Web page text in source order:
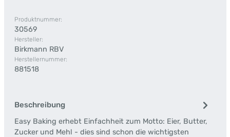
Produktnummer:
30569
Hersteller:
Birkmann RBV
Herstellernummer:
881518
Beschreibung
Easy Baking erhebt Einfachheit zum Motto: Eier, Butter,
Zucker und Mehl - dies sind schon die wichtigsten